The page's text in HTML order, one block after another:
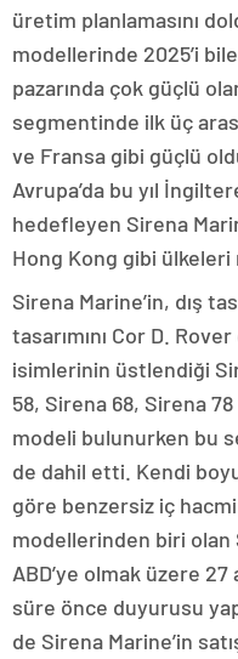
üretim planlamasını
modellerinde 2025’i
pazarında çok güçlü
segmentinde ilk üç
ve Fransa gibi güçlü
Avrupa’da bu yıl
hedefleyen Sirena
Hong Kong gibi ülkeleri
Sirena Marine’in, dış
tasarımını Cor D.
isimlerinin üstlendiği
58, Sirena 68, Sirena
modeli bulunurken bu
de dahil etti. Kendi
göre benzersiz iç
modellerinden biri olan
ABD’ye olmak üzere
süre önce duyurusu
de Sirena Marine’in